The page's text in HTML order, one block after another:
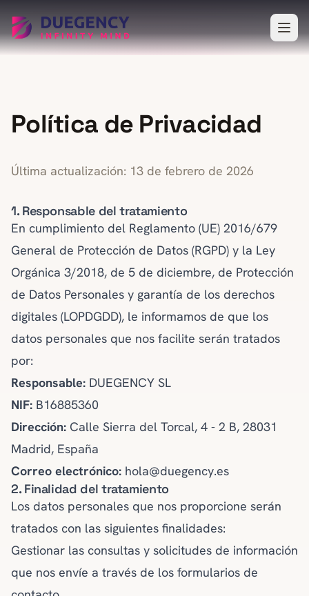
Política de Privacidad
Última actualización: 13 de febrero de 2026
1. Responsable del tratamiento
En cumplimiento del Reglamento (UE) 2016/679
General de Protección de Datos (RGPD) y la Ley
Orgánica 3/2018, de 5 de diciembre, de Protección
de Datos Personales y garantía de los derechos
digitales (LOPDGDD), le informamos de que los
datos personales que nos facilite serán tratados
por:
Responsable: DUEGENCY SL
NIF: B16885360
Dirección: Calle Sierra del Torcal, 4 - 2 B, 28031
Madrid, España
Correo electrónico: hola@duegency.es
2. Finalidad del tratamiento
Los datos personales que nos proporcione serán
tratados con las siguientes finalidades:
Gestionar las consultas y solicitudes de información
que nos envíe a través de los formularios de